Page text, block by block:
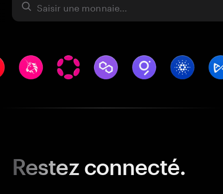
Actifs
Restezconnecté.